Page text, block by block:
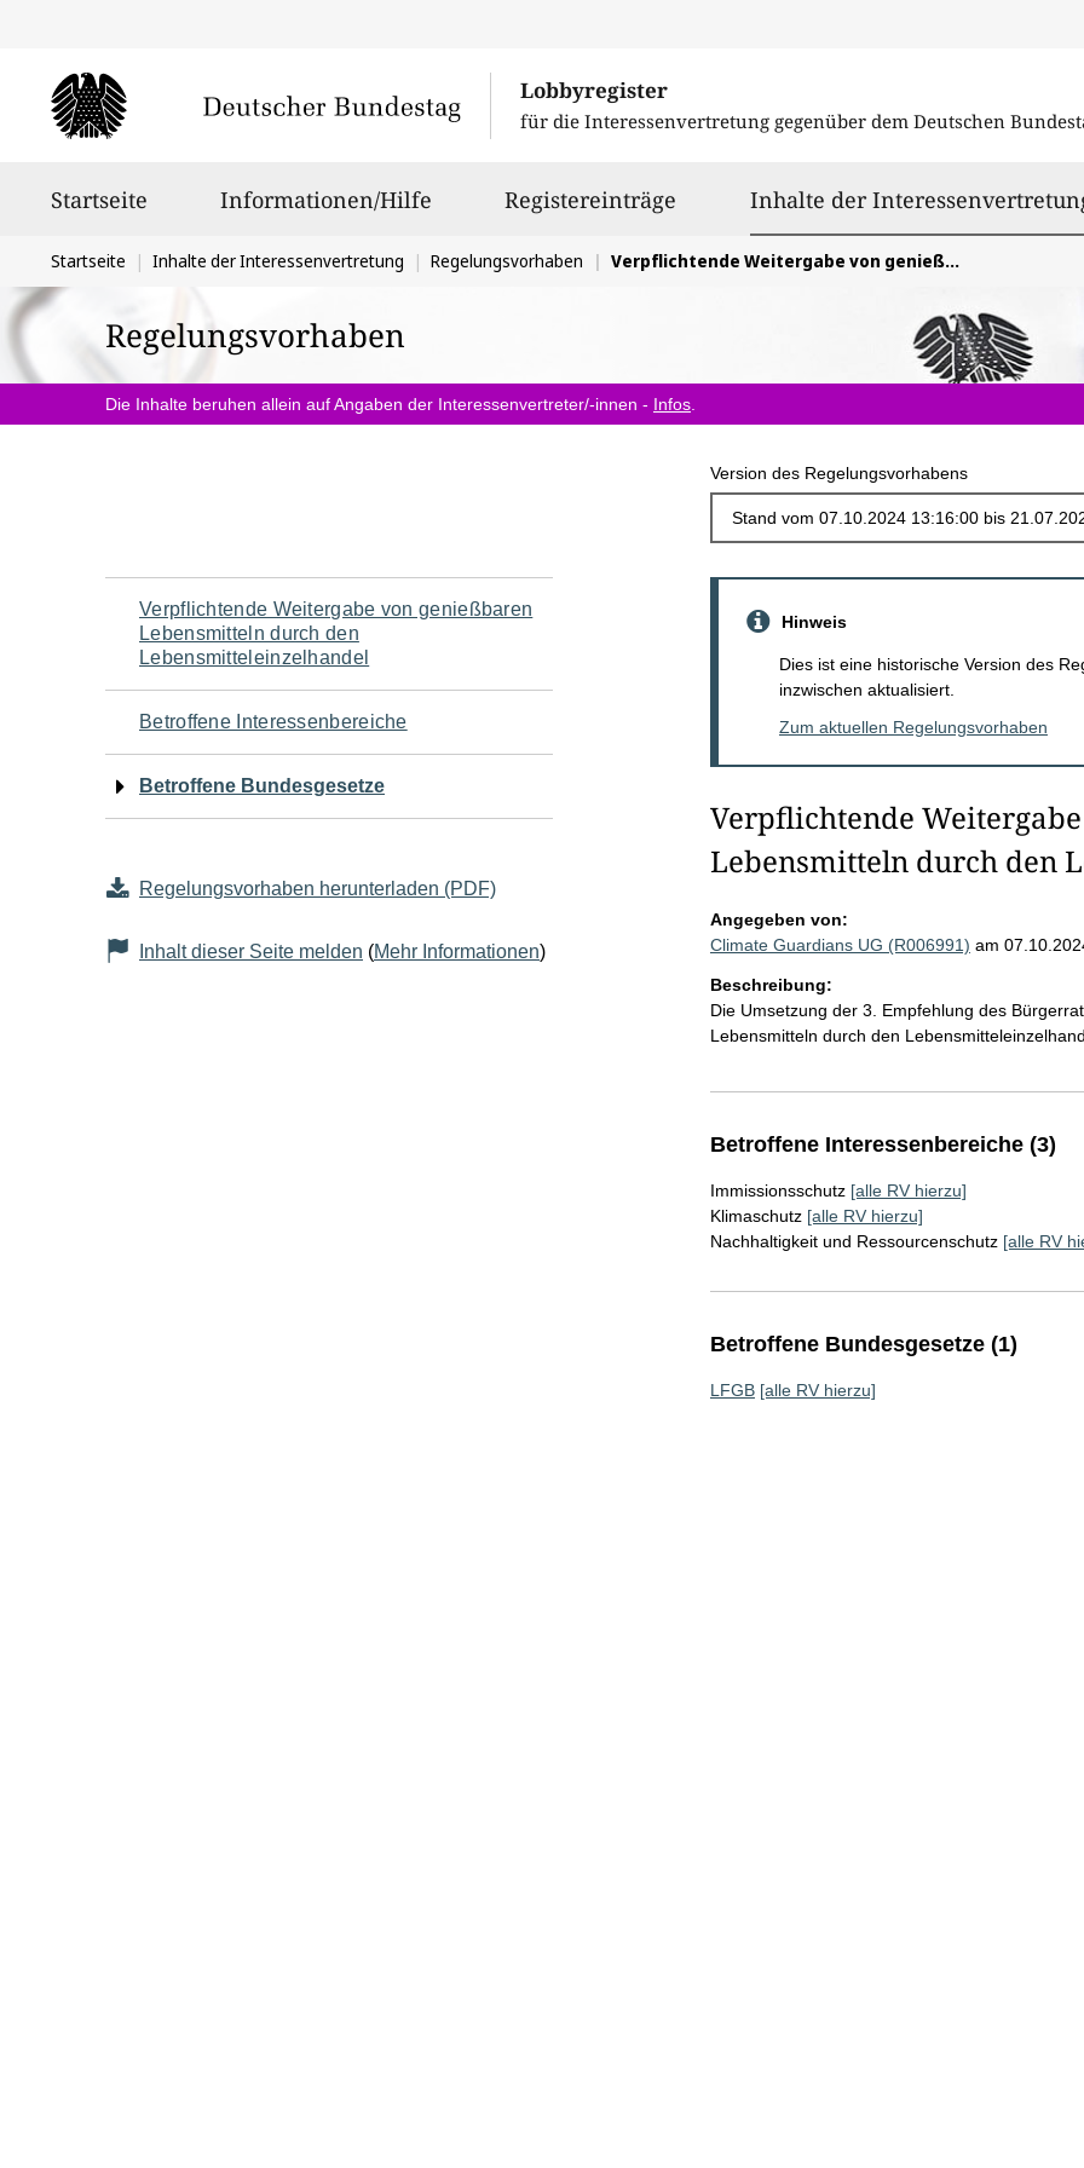
Lobbyregister
für die Interessenvertretung gegenüber dem Deutschen
Startseite Informationen/Hilfe Registereinträge Inhalte der
Sie
befinden
sich
hier:
Startseite Inhalte der Interessenvertretung Regelungsvorhaben Verpflichtende Weitergabe von genießbaren Lebensmitteln durch den Lebensmitteleinzelhandel
Regelungsvorhaben
Die Inhalte beruhen allein auf Angaben der Interessenvertreter/-innen - Infos
Version des Regelungsvorhabens
Navigation
für
den
Seiteninhalt
Verpflichtende Weitergabe von genießbaren
Lebensmitteln durch den
Lebensmitteleinzelhandel
Betroffene Interessenbereiche
Betroffene Bundesgesetze
Regelungsvorhaben herunterladen (PDF)
Inhalt dieser Seite melden (Mehr Informationen)
Hinweis
Dies ist eine historische Version des
inzwischen aktualisiert.
Zum aktuellen Regelungsvorhaben
Verpflichtende
Lebensmitteln durch den
Angegeben von:
Climate Guardians UG (R006991) am
Beschreibung:
Die Umsetzung der 3. Empfehlung des
Lebensmitteln durch den
Betroffene Interessenbereiche (3)
Immissionsschutz [alle RV hierzu]
Klimaschutz [alle RV hierzu]
Nachhaltigkeit und Ressourcenschutz [alle RV
Betroffene Bundesgesetze (1)
LFGB [alle RV hierzu]